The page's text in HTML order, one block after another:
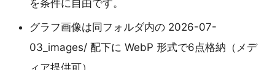
を条件に自由です。
グラフ画像は同フォルダ内の 2026-07-
03_images/ 配下に WebP 形式で6点格納（メデ